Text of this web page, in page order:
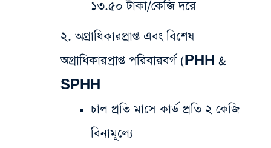
১৩.৫০ টাকা/কেজি দরে
​২. অগ্রাধিকারপ্রাপ্ত এবং বিশেষ
অগ্রাধিকারপ্রাপ্ত পরিবারবর্গ (PHH &
SPHH
চাল প্রতি মাসে কার্ড প্রতি ২ কেজি
বিনামূল্যে